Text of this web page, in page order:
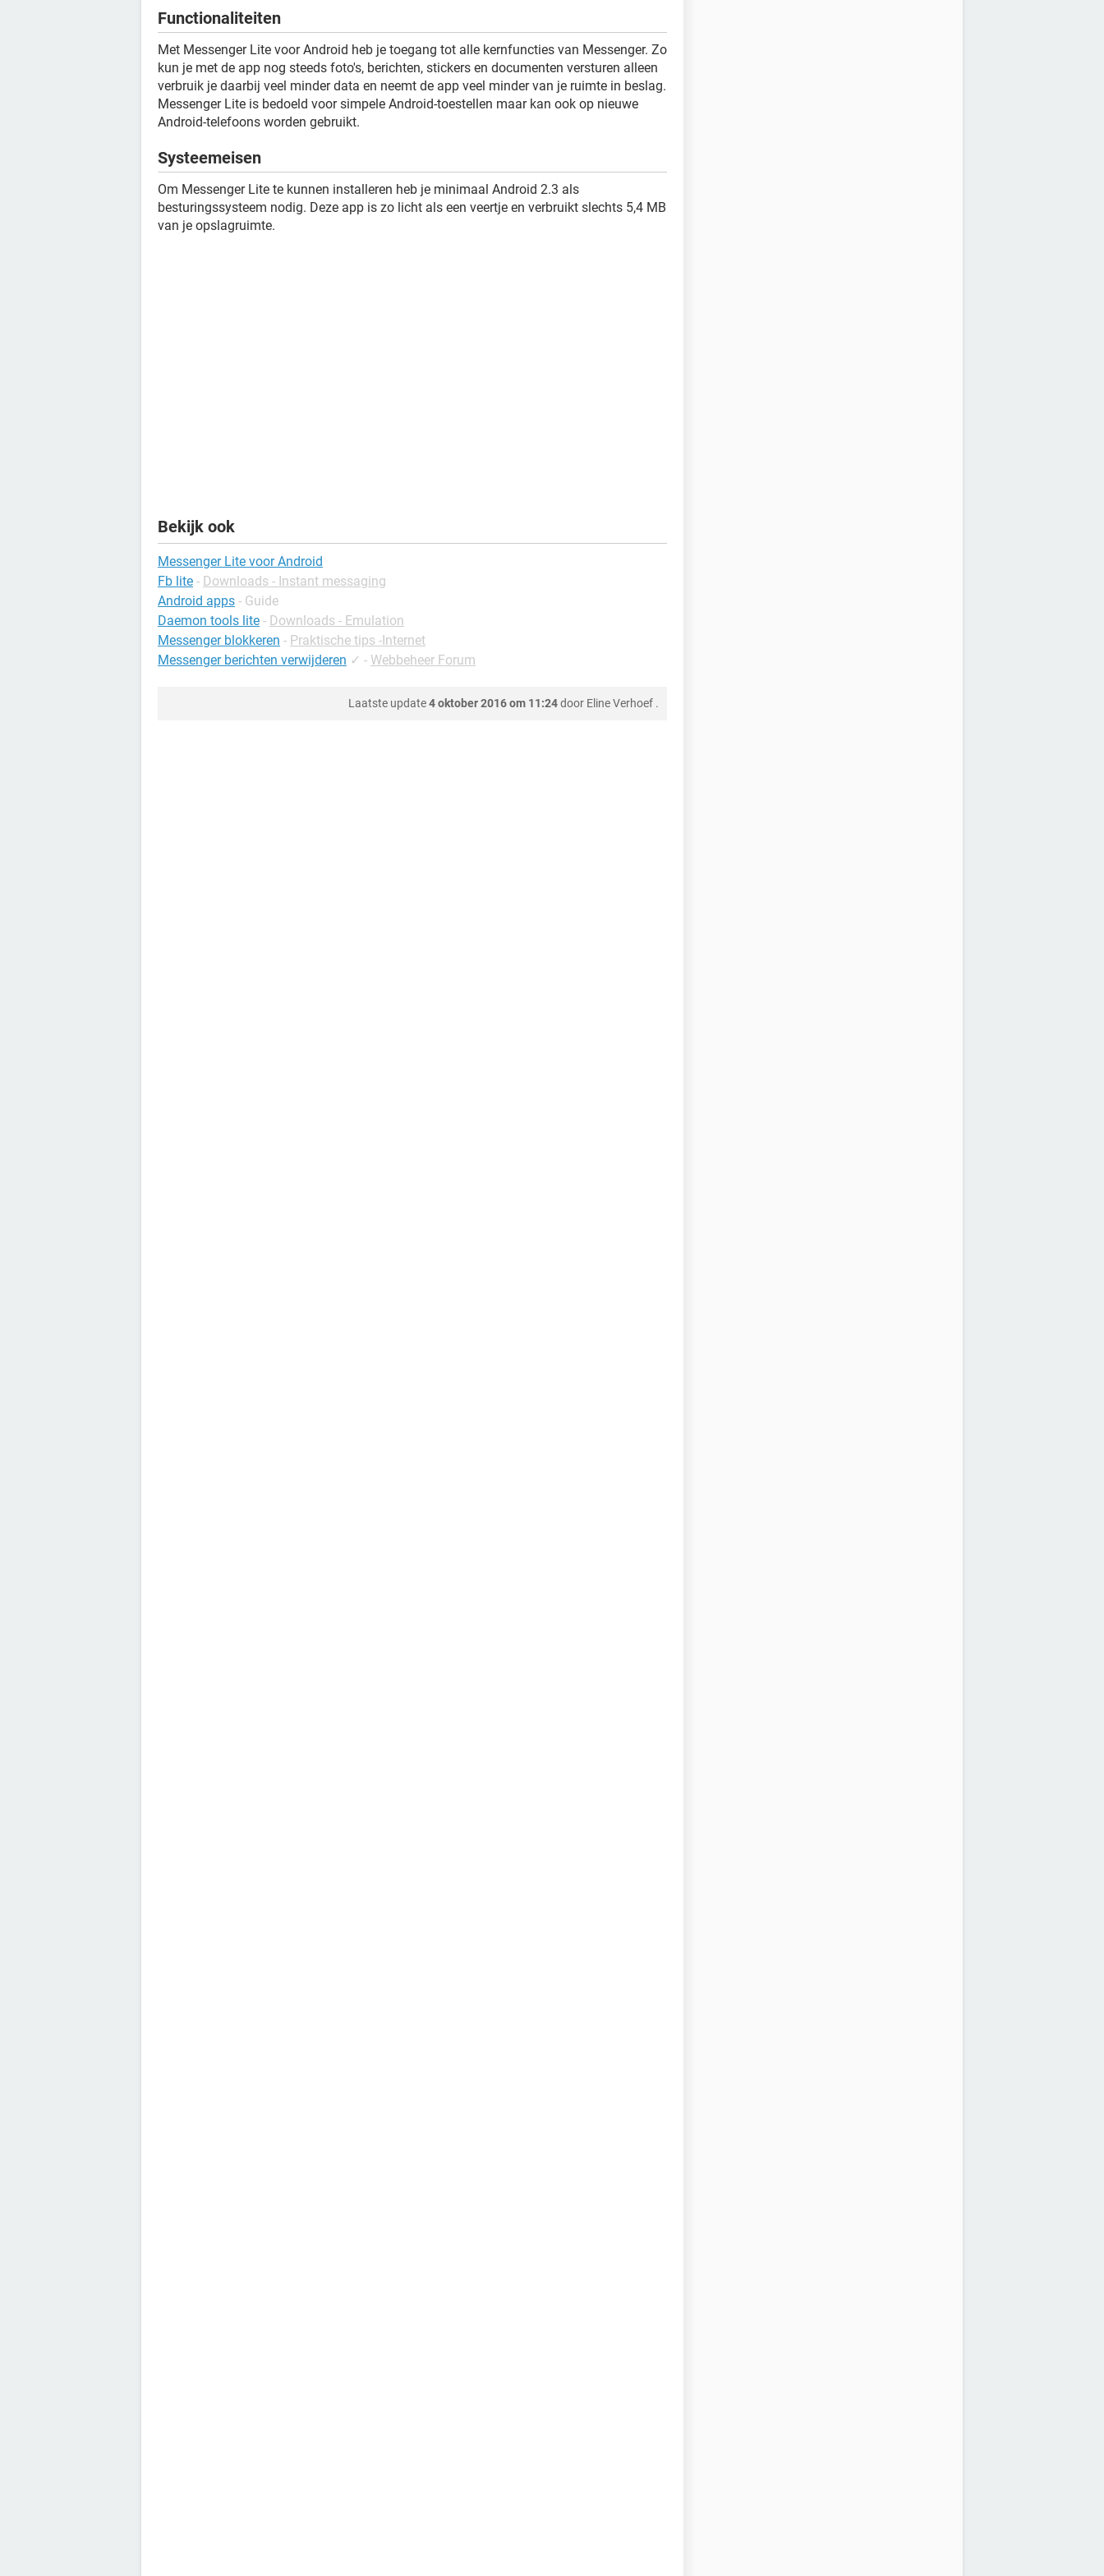
Functionaliteiten
Met Messenger Lite voor Android heb je toegang tot alle kernfuncties van Messenger. Zo
kun je met de app nog steeds foto's, berichten, stickers en documenten versturen alleen
verbruik je daarbij veel minder data en neemt de app veel minder van je ruimte in beslag.
Messenger Lite is bedoeld voor simpele Android-toestellen maar kan ook op nieuwe
Android-telefoons worden gebruikt.
Systeemeisen
Om Messenger Lite te kunnen installeren heb je minimaal Android 2.3 als
besturingssysteem nodig. Deze app is zo licht als een veertje en verbruikt slechts 5,4 MB
van je opslagruimte.
Bekijk ook
Messenger Lite voor Android
Fb lite - Downloads - Instant messaging
Android apps - Guide
Daemon tools lite - Downloads - Emulation
Messenger blokkeren - Praktische tips -Internet
Messenger berichten verwijderen ✓ - Webbeheer Forum
Laatste update4 oktober 2016 om 11:24door Eline Verhoef .